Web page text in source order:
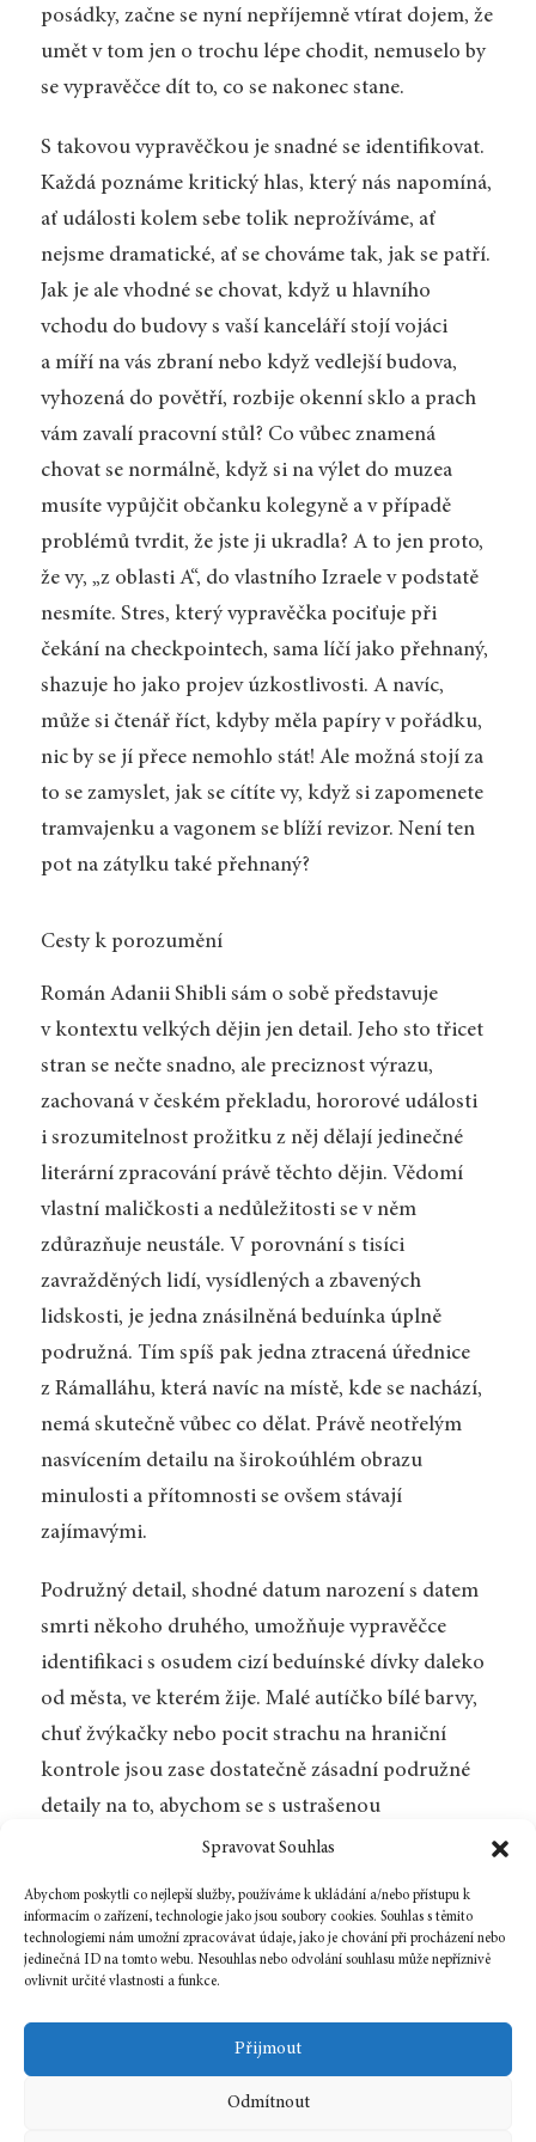
Spravovat Souhlas
Abychom poskytli co nejlepší služby, používáme k ukládání a/nebo přístupu k
informacím o zařízení, technologie jako jsou soubory cookies. Souhlas s těmito
technologiemi nám umožní zpracovávat údaje, jako je chování při procházení nebo
jedinečná ID na tomto webu. Nesouhlas nebo odvolání souhlasu může nepříznivě
ovlivnit určité vlastnosti a funkce.
Přijmout
Odmítnout
posádky, začne se nyní nepříjemně vtírat dojem, že
umět v tom jen o trochu lépe chodit, nemuselo by
se vypravěčce dít to, co se nakonec stane.
S takovou vypravěčkou je snadné se identifikovat.
Každá poznáme kritický hlas, který nás napomíná,
ať události kolem sebe tolik neprožíváme, ať
nejsme dramatické, ať se chováme tak, jak se patří.
Jak je ale vhodné se chovat, když u hlavního
vchodu do budovy s vaší kanceláří stojí vojáci
a míří na vás zbraní nebo když vedlejší budova,
vyhozená do povětří, rozbije okenní sklo a prach
vám zavalí pracovní stůl? Co vůbec znamená
chovat se normálně, když si na výlet do muzea
musíte vypůjčit občanku kolegyně a v případě
problémů tvrdit, že jste ji ukradla? A to jen proto,
že vy, „z oblasti A“, do vlastního Izraele v podstatě
nesmíte. Stres, který vypravěčka pociťuje při
čekání na check­pointech, sama líčí jako přehnaný,
shazuje ho jako projev úzkostlivosti. A navíc,
může si čtenář říct, kdyby měla papíry v pořádku,
nic by se jí přece nemohlo stát! Ale možná stojí za
to se zamyslet, jak se cítíte vy, když si zapomenete
tramvajenku a vagonem se blíží revizor. Není ten
pot na zátylku také přehnaný?
Cesty k porozumění
Román Adanii Shibli sám o sobě představuje
v kontextu velkých dějin jen detail. Jeho sto třicet
stran se nečte snadno, ale preciznost výrazu,
zachovaná v českém překladu, hororové události
i srozumitelnost prožitku z něj dělají jedinečné
literární zpracování právě těchto dějin. Vědomí
vlastní maličkosti a nedůležitosti se v něm
zdůrazňuje neustále. V porovnání s tisíci
zavražděných lidí, vysídlených a zbavených
lidskosti, je jedna znásilněná beduínka úplně
podružná. Tím spíš pak jedna ztracená úřednice
z Rámalláhu, která navíc na místě, kde se nachází,
nemá skutečně vůbec co dělat. Právě neotřelým
nasvícením detailu na širokoúhlém obrazu
minulosti a přítomnosti se ovšem stávají
zajímavými.
Podružný detail, shodné datum narození s datem
smrti někoho druhého, umožňuje vypravěčce
identifikaci s osudem cizí beduínské dívky daleko
od města, ve kterém žije. Malé autíčko bílé barvy,
chuť žvýkačky nebo pocit strachu na hraniční
kontrole jsou zase dostatečně zásadní podružné
detaily na to, abychom se s ustrašenou
vypravěčkou identifikovali my. Román tak čtu
její situaci i těm, kteří v podobných podmínkách
stále žijí – a pro jejich osvobození.